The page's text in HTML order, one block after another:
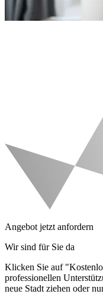
Angebot jetzt anfordern
Wir sind für Sie da
Klicken Sie auf
professionellen
neue Stadt ziehen oder